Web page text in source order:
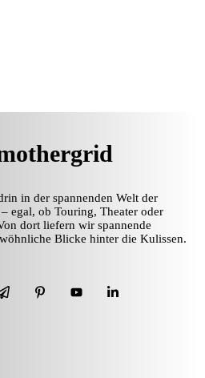
in der spannenden Welt der
egal, ob Touring, Theater oder
dort liefern wir spannende
Blicke hinter die Kulissen.